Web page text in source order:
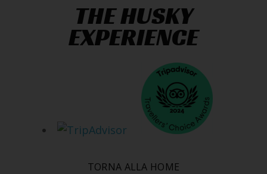
THE HUSKY
EXPERIENCE
TORNA ALLA HOME